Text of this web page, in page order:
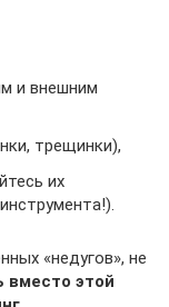
и внешним
трещинки),
их
«недугов», не
вместо этой